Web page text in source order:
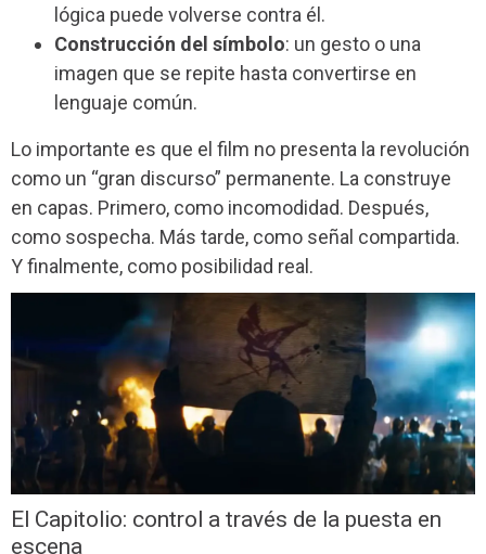
lógica puede volverse contra él.
Construcción del símbolo: un gesto o una
imagen que se repite hasta convertirse en
lenguaje común.
Lo importante es que el film no presenta la revolución
como un “gran discurso” permanente. La construye
en capas. Primero, como incomodidad. Después,
como sospecha. Más tarde, como señal compartida.
Y finalmente, como posibilidad real.
El Capitolio: control a través de la puesta en
escena